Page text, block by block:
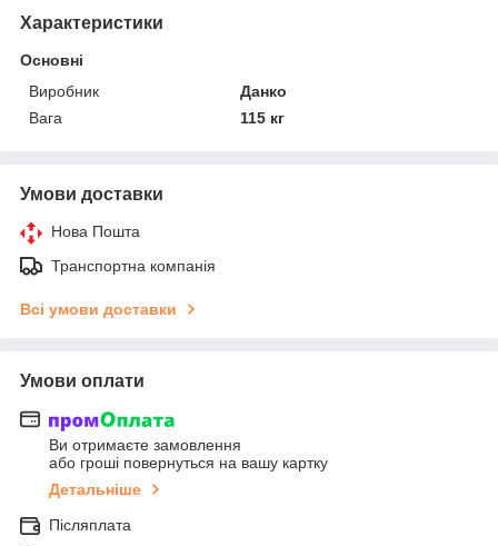
Характеристики
Основні
Виробник
Данко
Вага
115 кг
Умови доставки
Нова Пошта
Транспортна компанія
Всі умови доставки
Умови оплати
Ви отримаєте замовлення
або гроші повернуться на вашу картку
Детальніше
Післяплата